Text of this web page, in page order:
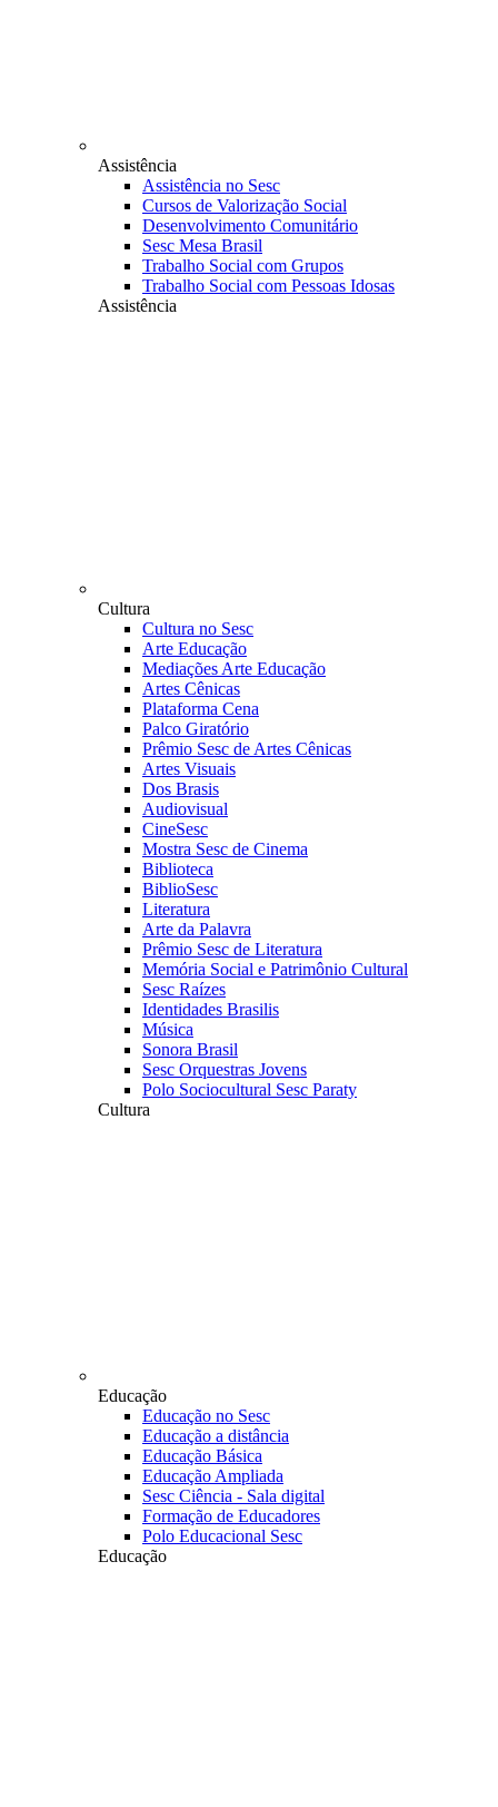
Assistência
Assistência no Sesc
Cursos de Valorização Social
Desenvolvimento Comunitário
Sesc Mesa Brasil
Trabalho Social com Grupos
Trabalho Social com Pessoas Idosas
Assistência
Cultura
Cultura no Sesc
Arte Educação
Mediações Arte Educação
Artes Cênicas
Plataforma Cena
Palco Giratório
Prêmio Sesc de Artes Cênicas
Artes Visuais
Dos Brasis
Audiovisual
CineSesc
Mostra Sesc de Cinema
Biblioteca
BiblioSesc
Literatura
Arte da Palavra
Prêmio Sesc de Literatura
Memória Social e Patrimônio Cultural
Sesc Raízes
Identidades Brasilis
Música
Sonora Brasil
Sesc Orquestras Jovens
Polo Sociocultural Sesc Paraty
Cultura
Educação
Educação no Sesc
Educação a distância
Educação Básica
Educação Ampliada
Sesc Ciência - Sala digital
Formação de Educadores
Polo Educacional Sesc
Educação